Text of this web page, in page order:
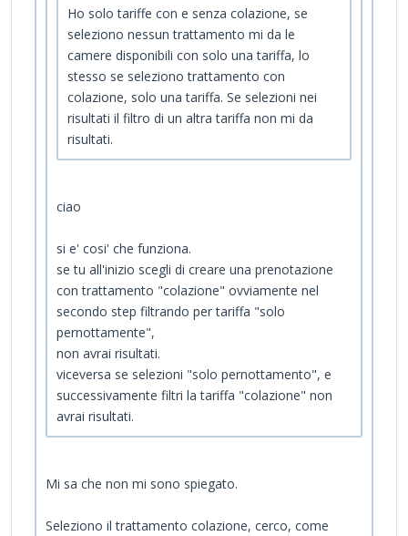
Ho solo tariffe con e senza colazione, se
seleziono nessun trattamento mi da le
camere disponibili con solo una tariffa, lo
stesso se seleziono trattamento con
colazione, solo una tariffa. Se selezioni nei
risultati il filtro di un altra tariffa non mi da
risultati.
ciao
si e' cosi' che funziona.
se tu all'inizio scegli di creare una prenotazione
con trattamento "colazione" ovviamente nel
secondo step filtrando per tariffa "solo
pernottamente",
non avrai risultati.
viceversa se selezioni "solo pernottamento", e
successivamente filtri la tariffa "colazione" non
avrai risultati.
Mi sa che non mi sono spiegato.
Seleziono il trattamento colazione, cerco, come